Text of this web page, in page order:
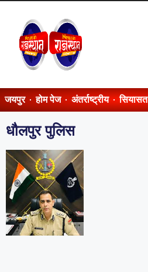
जयपुर होम पेज अंतर्राष्ट्रीय सियासत
धौलपुर पुलिस